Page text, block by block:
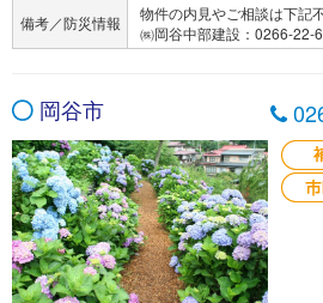
備考／防災情報
物件の内見やご相談は下記
㈱岡谷中部建設：0266-22-
岡谷市